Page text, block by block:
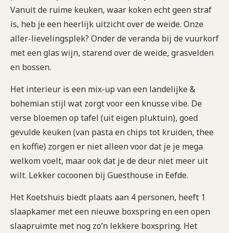
Vanuit de ruime keuken, waar koken echt geen straf
is, heb je een heerlijk uitzicht over de weide. Onze
aller-lievelingsplek? Onder de veranda bij de vuurkorf
met een glas wijn, starend over de weide, grasvelden
en bossen.
Het interieur is een mix-up van een landelijke &
bohemian stijl wat zorgt voor een knusse vibe. De
verse bloemen op tafel (uit eigen pluktuin), goed
gevulde keuken (van pasta en chips tot kruiden, thee
en koffie) zorgen er niet alleen voor dat je je mega
welkom voelt, maar ook dat je de deur niet meer uit
wilt. Lekker cocoonen bij Guesthouse in Eefde.
Het Koetshuis biedt plaats aan 4 personen, heeft 1
slaapkamer met een nieuwe boxspring en een open
slaapruimte met nog zo’n lekkere boxspring. Het